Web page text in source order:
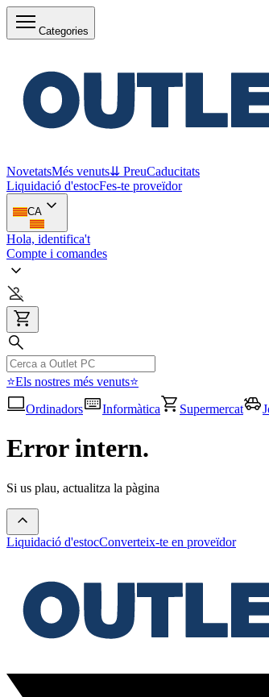
Categories
NovetatsMés venuts⇊ PreuCaducitats
Liquidació d'estocFes-te proveïdor
CA
Hola, identifica't
Compte i comandes
⭐Els nostres més venuts⭐
Ordinadors
Informàtica Supermercat
Error intern.
Si us plau, actualitza la pàgina
Liquidació d'estocConverteix-te en proveïdor